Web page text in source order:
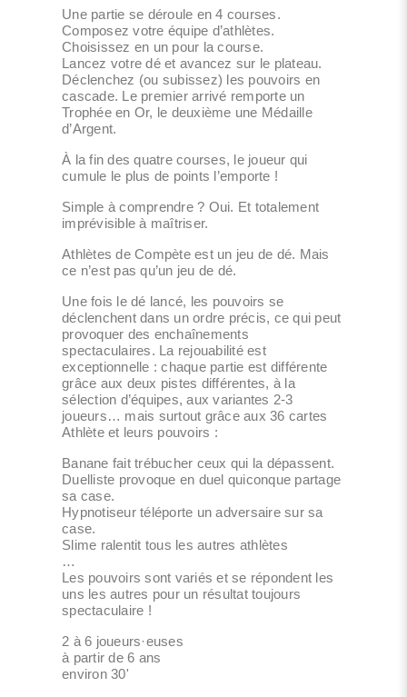
Une partie se déroule en 4 courses.
Composez votre équipe d’athlètes.
Choisissez en un pour la course.
Lancez votre dé et avancez sur le plateau.
Déclenchez (ou subissez) les pouvoirs en
cascade. Le premier arrivé remporte un
Trophée en Or, le deuxième une Médaille
d’Argent.
À la fin des quatre courses, le joueur qui
cumule le plus de points l’emporte !
Simple à comprendre ? Oui. Et totalement
imprévisible à maîtriser.
Athlètes de Compète est un jeu de dé. Mais
ce n’est pas qu’un jeu de dé.
Une fois le dé lancé, les pouvoirs se
déclenchent dans un ordre précis, ce qui peut
provoquer des enchaînements
spectaculaires. La rejouabilité est
exceptionnelle : chaque partie est différente
grâce aux deux pistes différentes, à la
sélection d’équipes, aux variantes 2-3
joueurs… mais surtout grâce aux 36 cartes
Athlète et leurs pouvoirs :
Banane fait trébucher ceux qui la dépassent.
Duelliste provoque en duel quiconque partage
sa case.
Hypnotiseur téléporte un adversaire sur sa
case.
Slime ralentit tous les autres athlètes
…
Les pouvoirs sont variés et se répondent les
uns les autres pour un résultat toujours
spectaculaire !
2 à 6 joueurs·euses
à partir de 6 ans
environ 30'